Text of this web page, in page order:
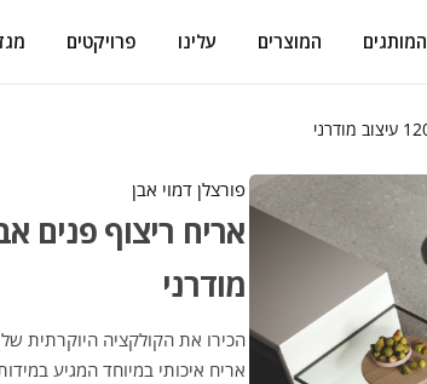
המותגים המוצרים עלינו פרויקטים
פורצלן דמוי אבן
מודרני